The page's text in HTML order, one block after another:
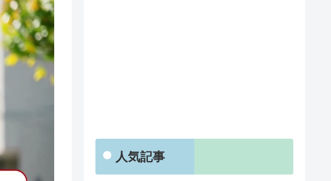
人気記事